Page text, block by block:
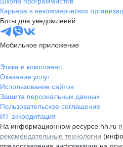
Карьера в некоммерческих
Боты для уведомлений
Мобильное приложение
Этика и комплаенс
Оказание услуг
Использование сайтов
Защита персональных данных
Пользовательское соглашение
ИТ аккредитация
На информационном ресурсе hh.ru
рекомендательные технологии